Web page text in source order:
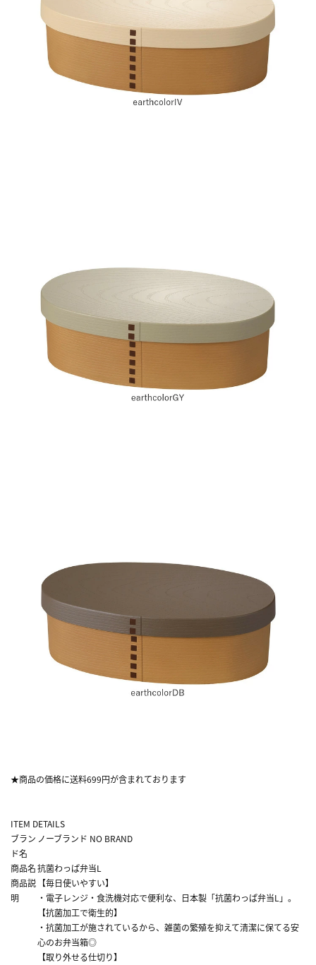
★商品の価格に送料699円が含まれております
ITEM DETAILS
ブラン
ド名
ノーブランド NO BRAND
商品名抗菌わっぱ弁当L
商品説
明
【毎日使いやすい】
・電子レンジ・食洗機対応で便利な、日本製「抗菌わっぱ弁当L」。
【抗菌加工で衛生的】
・抗菌加工が施されているから、雑菌の繁殖を抑えて清潔に保てる安
心のお弁当箱◎
【取り外せる仕切り】